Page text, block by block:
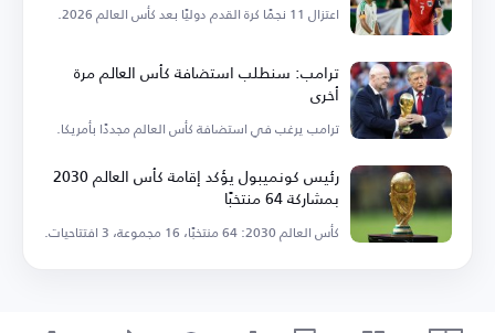
اعتزال 11 نجمًا كرة القدم دوليًا بعد كأس العالم 2026.
ترامب: سنطلب استضافة كأس العالم مرة
أخرى
ترامب يرغب في استضافة كأس العالم مجددًا بأمريكا.
رئيس كونميبول يؤكد إقامة كأس العالم 2030
بمشاركة 64 منتخبًا
كأس العالم 2030: 64 منتخبًا، 16 مجموعة، 3 افتتاحيات.